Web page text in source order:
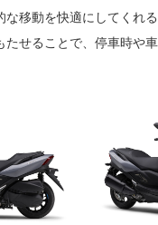
な移動を快適にしてくれ
たせることで、停車時や